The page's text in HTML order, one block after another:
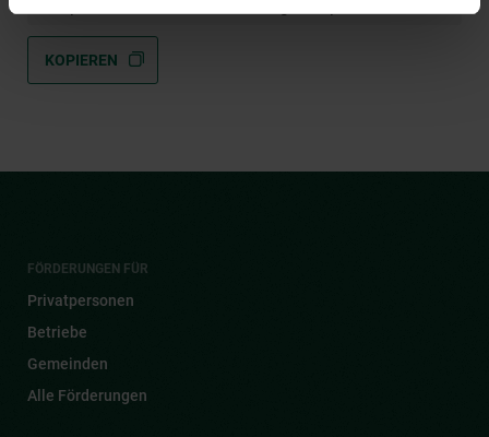
KOPIEREN
FÖRDERUNGEN FÜR
Privatpersonen
Betriebe
Gemeinden
Alle Förderungen